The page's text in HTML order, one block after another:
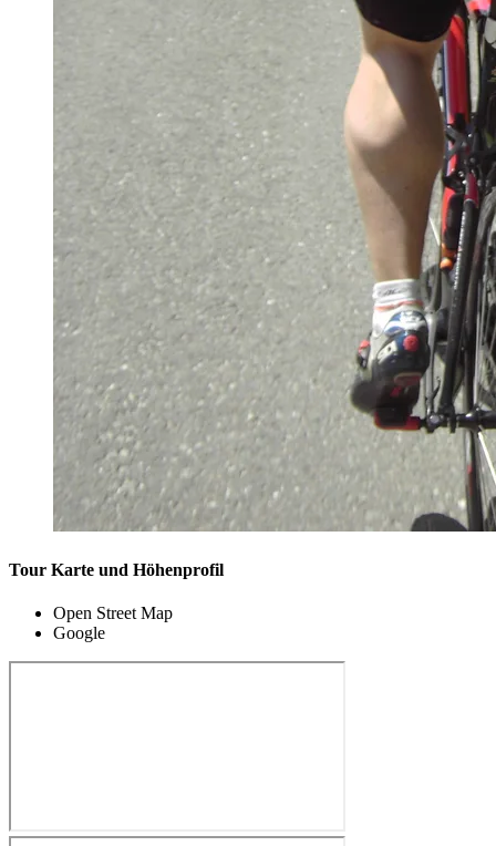
Tour Karte und Höhenprofil
Open Street Map
Google